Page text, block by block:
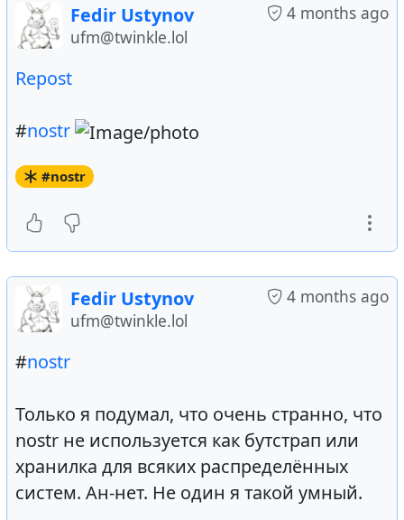
4 months ago
Fedir Ustynov
ufm@twinkle.lol
Repost
#nostr
#nostr
4 months ago
Fedir Ustynov
ufm@twinkle.lol
#nostr
Только я подумал, что очень странно, что
nostr не используется как бутстрап или
хранилка для всяких распределённых
систем. Ан-нет. Не один я такой умный.